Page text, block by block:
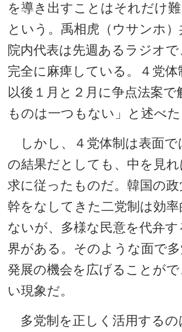
を導き出すことはそれだけ
という。禹相虎（ウサンホ
院内代表は先週あるラジオ
完全に麻痺している。４党体
以後１月と２月に争点法案で
ものは一つもない」と述べた
しかし、４党体制は表面で
の結果だとしても、中を見
求に従ったものだ。韓国の政
幹をなしてきた二党制は効率
ないが、多様な民意を代弁
界がある。そのような面で
発展の機会を広げることがで
い現象だ。
多党制を正しく活用するの